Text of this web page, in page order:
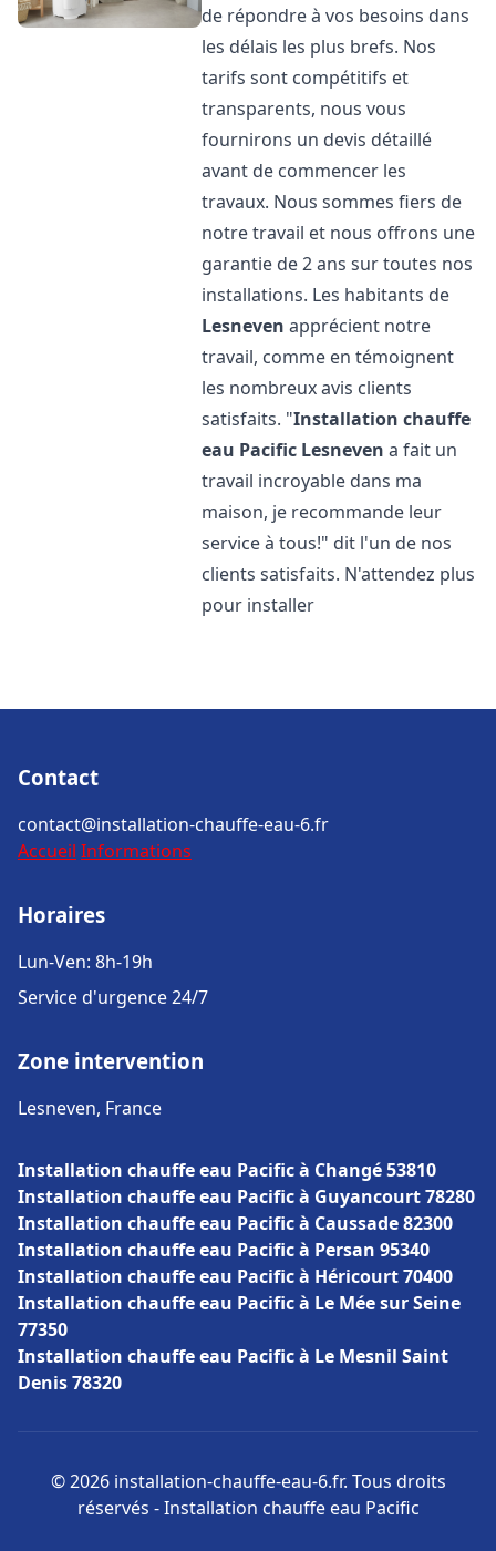
de répondre à vos besoins dans
les délais les plus brefs. Nos
tarifs sont compétitifs et
transparents, nous vous
fournirons un devis détaillé
avant de commencer les
travaux. Nous sommes fiers de
notre travail et nous offrons une
garantie de 2 ans sur toutes nos
installations. Les habitants de
Lesneven apprécient notre
travail, comme en témoignent
les nombreux avis clients
satisfaits. "Installation chauffe
eau Pacific Lesneven a fait un
travail incroyable dans ma
maison, je recommande leur
service à tous!" dit l'un de nos
clients satisfaits. N'attendez plus
pour installer
Contact
contact@installation-chauffe-eau-6.fr
Accueil Informations
Horaires
Lun-Ven: 8h-19h
Service d'urgence 24/7
Zone intervention
Lesneven, France
Installation chauffe eau Pacific à Changé 53810
Installation chauffe eau Pacific à Guyancourt 78280
Installation chauffe eau Pacific à Caussade 82300
Installation chauffe eau Pacific à Persan 95340
Installation chauffe eau Pacific à Héricourt 70400
Installation chauffe eau Pacific à Le Mée sur Seine
77350
Installation chauffe eau Pacific à Le Mesnil Saint
Denis 78320
© 2026 installation-chauffe-eau-6.fr. Tous droits
réservés - Installation chauffe eau Pacific